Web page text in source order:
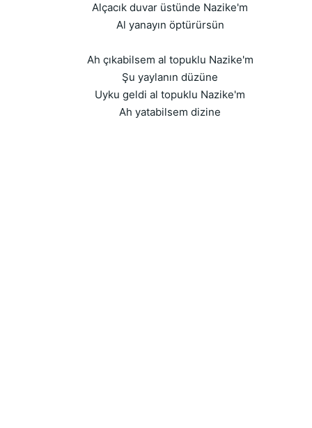
Alçacık duvar üstünde Nazike'm
Al yanayın öptürürsün
Ah çıkabilsem al topuklu Nazike'm
Şu yaylanın düzüne
Uyku geldi al topuklu Nazike'm
Ah yatabilsem dizine